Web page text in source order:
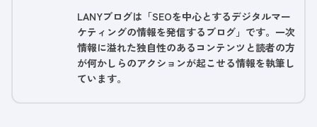
LANYブログは「SEOを中心とするデジタルマー
ケティングの情報を発信するブログ」です。一次
情報に溢れた独自性のあるコンテンツと読者の方
が何かしらのアクションが起こせる情報を執筆し
ています。